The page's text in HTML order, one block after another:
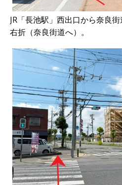
JR「長池駅」西出口から奈良
右折（奈良街道へ）。